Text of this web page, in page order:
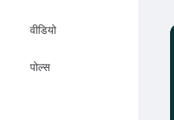
वीडियो
पोल्स